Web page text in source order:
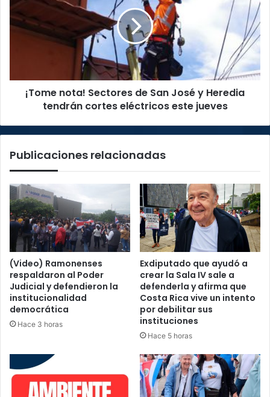
Sectores
de
San
tendrán
cortes
eléctricos
¡Tome nota! Sectores de San José y Heredia
tendrán cortes eléctricos este jueves
Publicaciones relacionadas
(Video) Ramonenses
respaldaron al Poder
Judicial y defendieron la
institucionalidad
democrática
Hace 3 horas
Exdiputado que ayudó a
crear la Sala IV sale a
defenderla y afirma que
Costa Rica vive un intento
por debilitar sus
instituciones
Hace 5 horas